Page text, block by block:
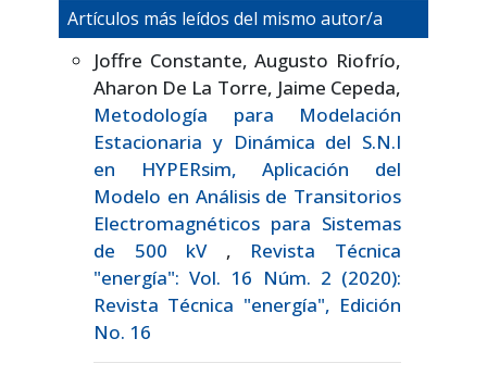
Artículos más leídos del mismo autor/a
Joffre Constante, Augusto Riofrío,
Aharon De La Torre, Jaime Cepeda,
Metodología para Modelación
Estacionaria y Dinámica del S.N.I
en HYPERsim, Aplicación del
Modelo en Análisis de Transitorios
Electromagnéticos para Sistemas
de 500 kV , Revista Técnica
"energía": Vol. 16 Núm. 2 (2020):
Revista Técnica "energía", Edición
No. 16